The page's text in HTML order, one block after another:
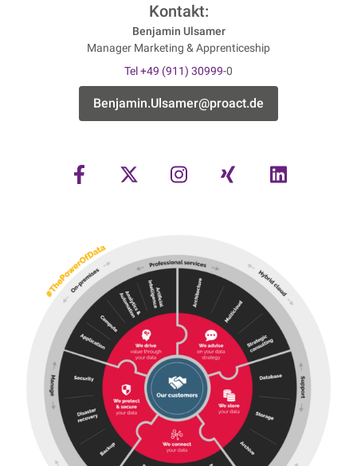
Kontakt:
Benjamin Ulsamer
Manager Marketing & Apprenticeship
Tel +49 (911) 30999-0
Benjamin.Ulsamer@proact.de